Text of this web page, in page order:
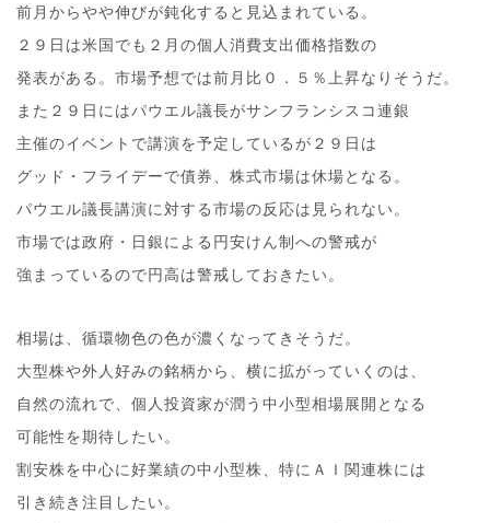
前月からやや伸びが鈍化すると見込まれている。
２９日は米国でも２月の個人消費支出価格指数の
発表がある。市場予想では前月比０．５％上昇なりそうだ。
また２９日にはパウエル議長がサンフランシスコ連銀
主催のイベントで講演を予定しているが２９日は
グッド・フライデーで債券、株式市場は休場となる。
パウエル議長講演に対する市場の反応は見られない。
市場では政府・日銀による円安けん制への警戒が
強まっているので円高は警戒しておきたい。
相場は、循環物色の色が濃くなってきそうだ。
大型株や外人好みの銘柄から、横に拡がっていくのは、
自然の流れで、個人投資家が潤う中小型相場展開となる
可能性を期待したい。
割安株を中心に好業績の中小型株、特にＡＩ関連株には
引き続き注目したい。